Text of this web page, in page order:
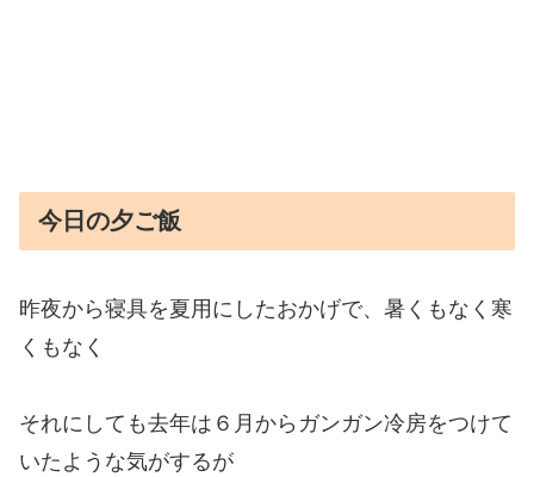
今日の夕ご飯
昨夜から寝具を夏用にしたおかげで、暑くもなく寒
くもなく
それにしても去年は６月からガンガン冷房をつけて
いたような気がするが